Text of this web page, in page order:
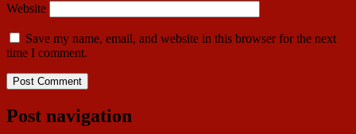
Website
Save my name, email, and website in this browser for the next
time I comment.
Post navigation